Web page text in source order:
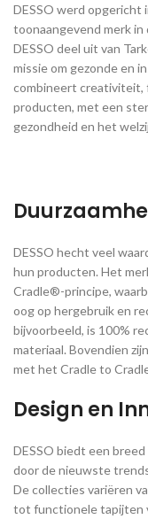
DESSO werd opgericht
toonaangevend merk
DESSO deel uit van
missie om gezonde en
combineert creativiteit,
producten, met een
gezondheid en het
DESSO hecht veel
hun producten. Het
Cradle®-principe,
oog op hergebruik en
bijvoorbeeld, is 100%
materiaal. Bovendien
met het Cradle to
Design en
DESSO biedt een
door de nieuwste
De collecties variëren
tot functionele tapijten